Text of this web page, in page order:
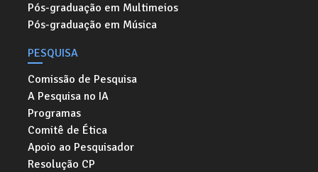
Pós-graduação em Multimeios
Pós-graduação em Música
PESQUISA
Comissão de Pesquisa
A Pesquisa no IA
Programas
Comitê de Ética
Apoio ao Pesquisador
Resolução CP